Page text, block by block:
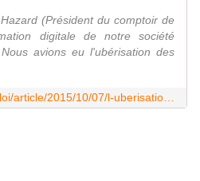
(Président du comptoir de
digitale de notre société
avions eu l'ubérisation des